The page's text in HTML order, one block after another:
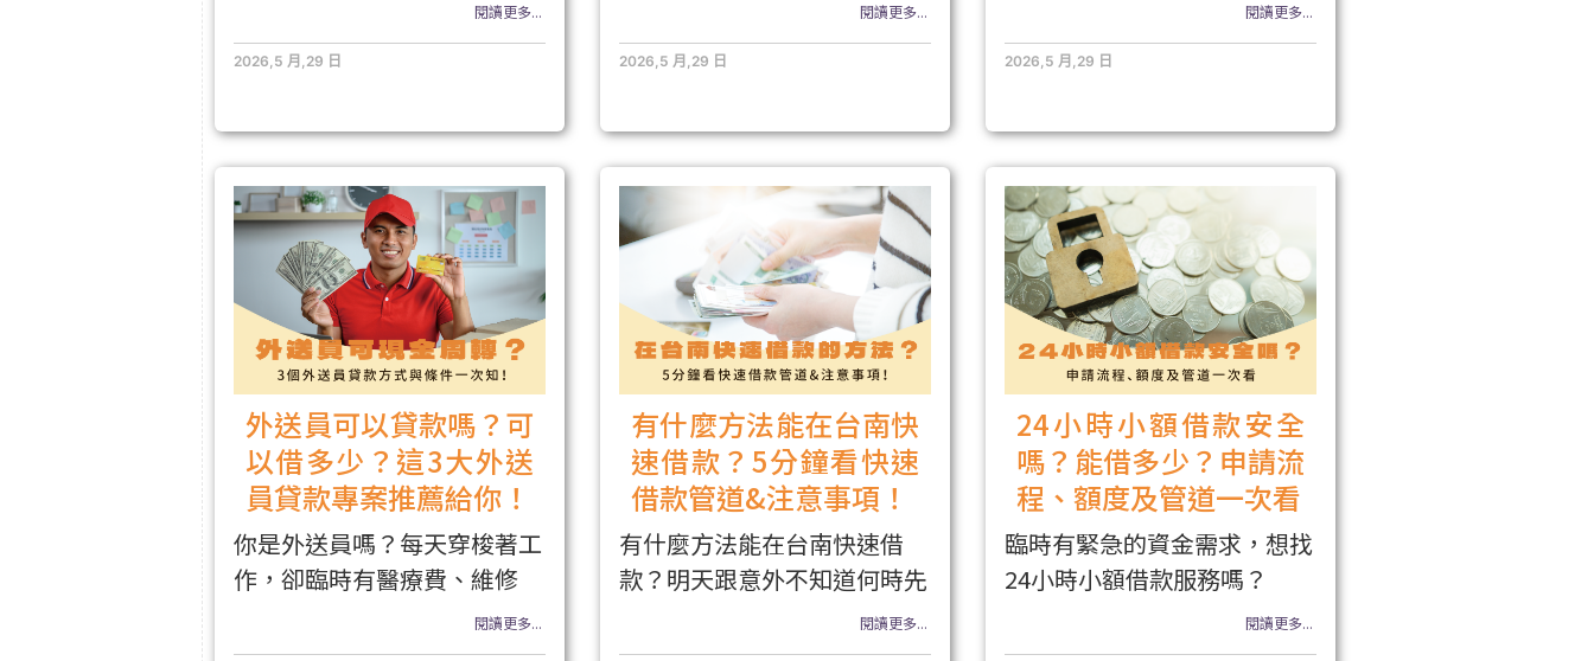
閱讀更多...
2026,5 月,29 日
閱讀更多...
2026,5 月,29 日
閱讀更多...
2026,5 月,29 日
外送員可以貸款嗎？可
以借多少？這3大外送
員貸款專案推薦給你！
你是外送員嗎？每天穿梭著工
作，卻臨時有醫療費、維修
閱讀更多...
有什麼方法能在台南快
速借款？5分鐘看快速
借款管道&注意事項！
有什麼方法能在台南快速借
款？明天跟意外不知道何時先
閱讀更多...
24小時小額借款安全
嗎？能借多少？申請流
程、額度及管道一次看
臨時有緊急的資金需求，想找
24小時小額借款服務嗎？
閱讀更多...